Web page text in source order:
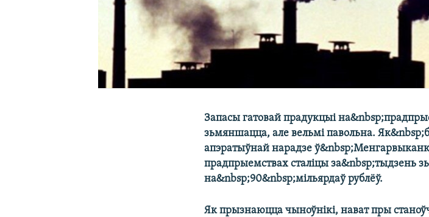
Запасы гатовай прадукцыі
зьмяншацца, але вельмі павольна.
апэратыўнай нарадзе
прадпрыемствах сталіцы за&nbsp;тыдзень
на&nbsp;90&nbsp;мільярдаў рублёў.
Як прызнаюцца чыноўнікі, нават пры